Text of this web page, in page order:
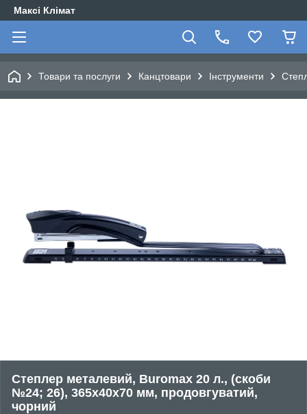
Максі Клімат
Товари та послуги Канцтовари Інструменти
Степлер металевий, Buromax 20 л., (скоби
№24; 26), 365х40х70 мм, продовгуватий,
чорний